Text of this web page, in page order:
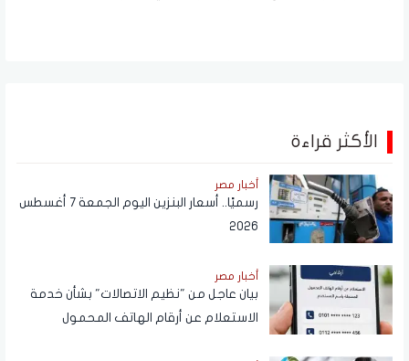
الأكثر قراءة
أخبار مصر
رسميًا.. أسعار البنزين اليوم الجمعة 7 أغسطس
2026
أخبار مصر
بيان عاجل من "نظيم الاتصالات" بشأن خدمة
الاستعلام عن أرقام الهاتف المحمول